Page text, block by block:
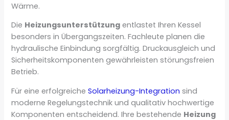
Wärme.
Die Heizungsunterstützung entlastet Ihren Kessel
besonders in Übergangszeiten. Fachleute planen die
hydraulische Einbindung sorgfältig. Druckausgleich und
Sicherheitskomponenten gewährleisten störungsfreien
Betrieb.
Für eine erfolgreicheSolarheizung-Integration sind
moderne Regelungstechnik und qualitativ hochwertige
Komponenten entscheidend. Ihre bestehende Heizung